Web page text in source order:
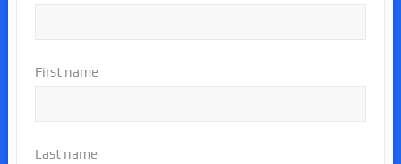
First name
Last name